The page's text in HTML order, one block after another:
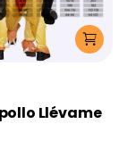
Llévame